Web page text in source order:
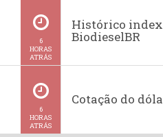
6
HORAS
ATRÁS
Histórico
BiodieselBR
6
HORAS
ATRÁS
Cotação do